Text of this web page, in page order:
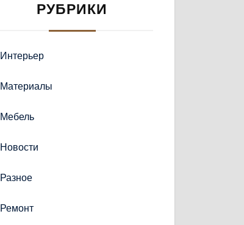
РУБРИКИ
Интерьер
Материалы
Мебель
Новости
Разное
Ремонт